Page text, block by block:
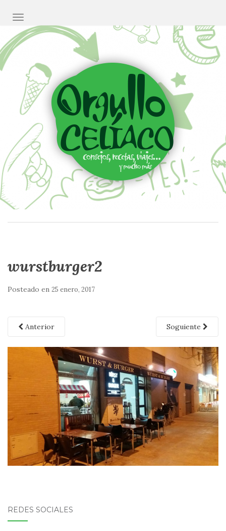
CAMBIAR NAVEGACIÓN
wurstburger2
Posteado en 25 enero, 2017
Anterior Soguiente
REDES SOCIALES